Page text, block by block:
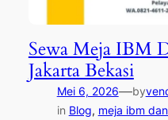
Sewa Meja IBM
Jakarta Bekasi
Mei 6, 2026—by
in Blog, meja ibm